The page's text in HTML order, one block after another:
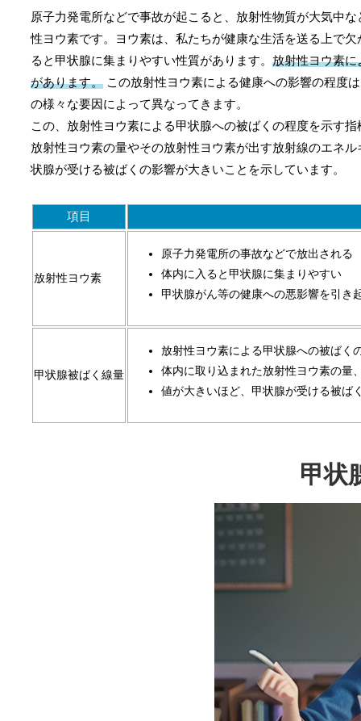
原子力発電所などで事故が起こると、放射性物質が大気中
性ヨウ素です。ヨウ素は、私たちが健康な生活を送る上で
ると甲状腺に集まりやすい性質があります。 放射性ヨウ素に
があります。 この放射性ヨウ素による健康への影響の程度
の様々な要因によって異なってきます。
この、放射性ヨウ素による甲状腺への被ばくの程度を示す
放射性ヨウ素の量やその放射性ヨウ素が出す放射線のエネ
状腺が受ける被ばくの影響が大きいことを示しています。
項目
放射性ヨウ素
原子力発電所の事故などで放出される
体内に入ると甲状腺に集まりやすい
甲状腺がん等の健康への悪影響を引き
甲状腺被ばく線量
放射性ヨウ素による甲状腺への被ばく
体内に取り込まれた放射性ヨウ素の量
値が大きいほど、甲状腺が受ける被ば
甲状